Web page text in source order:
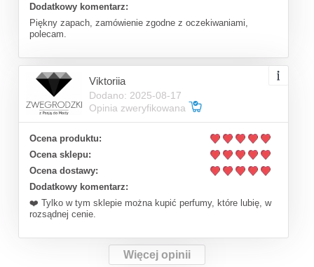
Dodatkowy komentarz:
Piękny zapach, zamówienie zgodne z oczekiwaniami,
polecam.
Viktoriia
Dodano: 2025-08-17
Opinia zweryfikowana
Ocena produktu:
Ocena sklepu:
Ocena dostawy:
Dodatkowy komentarz:
❤️ Tylko w tym sklepie można kupić perfumy, które lubię, w
rozsądnej cenie.
Więcej opinii